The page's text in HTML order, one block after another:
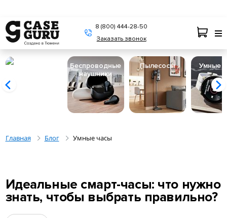
8 (800) 444-28-50
Заказать звонок
Беспроводные
наушники
Пылесосы Умные
Главная Блог Умные часы
Идеальные смарт-часы: что нужно
знать, чтобы выбрать правильно?